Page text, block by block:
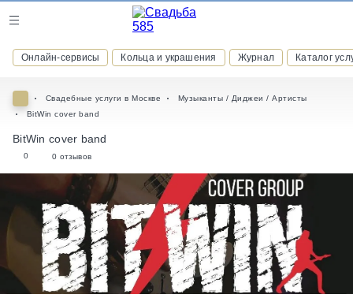
Онлайн-сервисы Кольца и украшения Журнал Каталог
присоединяйтесь к закрытому сообществу и получайте
скидки и бонусы за участие
РЕГИСТРАЦИЯ
Свадебные услуги в Москве
Музыканты / Диджеи / Артисты
BitWin cover band
BitWin cover band
0 0 отзывов